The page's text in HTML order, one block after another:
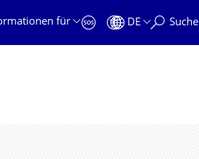
für
DE Suche